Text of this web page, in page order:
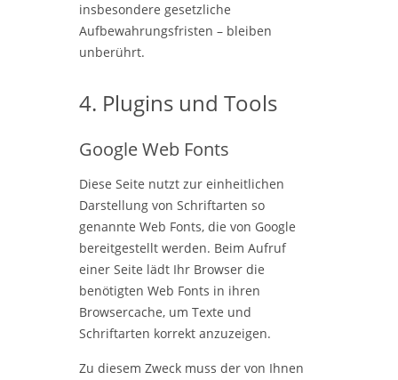
insbesondere gesetzliche
Aufbewahrungsfristen – bleiben
unberührt.
4. Plugins und Tools
Google Web Fonts
Diese Seite nutzt zur einheitlichen
Darstellung von Schriftarten so
genannte Web Fonts, die von Google
bereitgestellt werden. Beim Aufruf
einer Seite lädt Ihr Browser die
benötigten Web Fonts in ihren
Browsercache, um Texte und
Schriftarten korrekt anzuzeigen.
Zu diesem Zweck muss der von Ihnen